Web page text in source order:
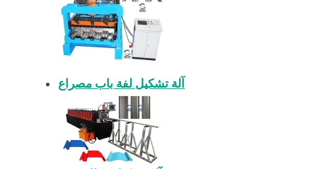
آلة تشكيل لفة باب مصراع